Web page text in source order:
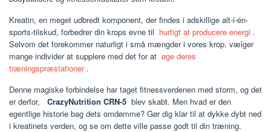
Kreatin, en meget udbredt komponent, der findes i adskillige alt-i-én-
sports-tilskud, forbedrer din krops evne til hurtigt at producere energi .
Selvom det forekommer naturligt i små mængder i vores krop, vælger
mange individer at supplere med det for at øge deres
træningspræstationer.
Denne magiske forbindelse har taget fitnessverdenen med storm, og det
er derfor, CrazyNutrition CRN-5 blev skabt. Men hvad er den
egentlige historie bag dets omdømme? Gør dig klar til at dykke dybt ned
i kreatinets verden, og se om dette ville passe godt til din træning.